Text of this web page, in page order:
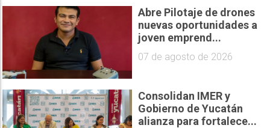
Abre Pilotaje de drones
nuevas oportunidades a
joven emprend...
07 de agosto de 2026
Consolidan IMER y
Gobierno de Yucatán
alianza para fortalece...